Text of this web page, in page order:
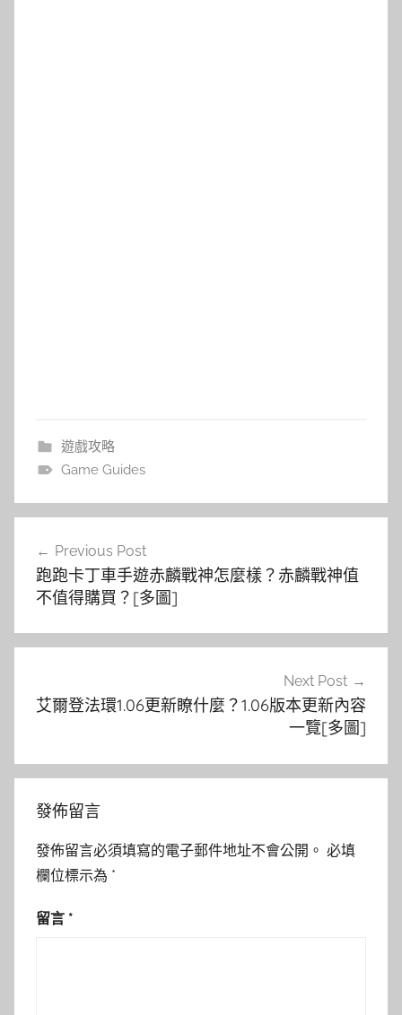
遊戲攻略
Game Guides
覽
Previous Post
跑跑卡丁車手遊赤麟戰神怎麼樣？赤麟戰神值
不值得購買？[多圖]
Next Post
艾爾登法環1.06更新瞭什麼？1.06版本更新內容
一覽[多圖]
發佈留言
發佈留言必須填寫的電子郵件地址不會公開。 必填
欄位標示為 *
留言 *